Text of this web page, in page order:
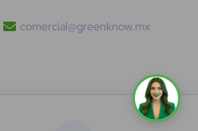
comercial@greenknow.mx